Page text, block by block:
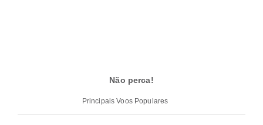
Não perca!
Principais Voos Populares